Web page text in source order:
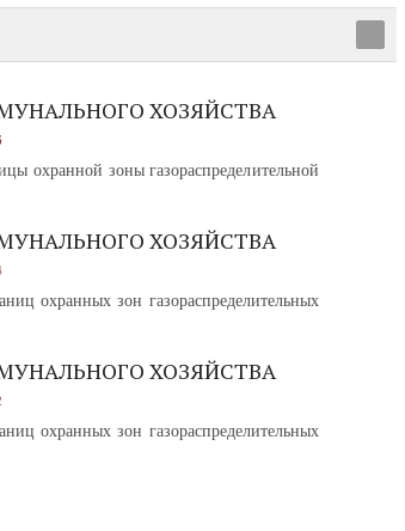
ХОЗЯЙСТВА
охранной зоны газораспределительной
ХОЗЯЙСТВА
охранных зон газораспределительных
ХОЗЯЙСТВА
охранных зон газораспределительных